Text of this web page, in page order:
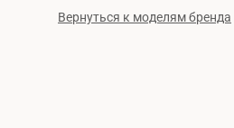
Вернуться к моделям бренда